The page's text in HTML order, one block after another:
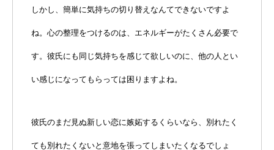
しかし、簡単に気持ちの切り替えなんてできないですよ
ね。心の整理をつけるのは、エネルギーがたくさん必要で
す。彼氏にも同じ気持ちを感じて欲しいのに、他の人とい
い感じになってもらっては困りますよね。
彼氏のまだ見ぬ新しい恋に嫉妬するくらいなら、別れたく
ても別れたくないと意地を張ってしまいたくなるでしょ